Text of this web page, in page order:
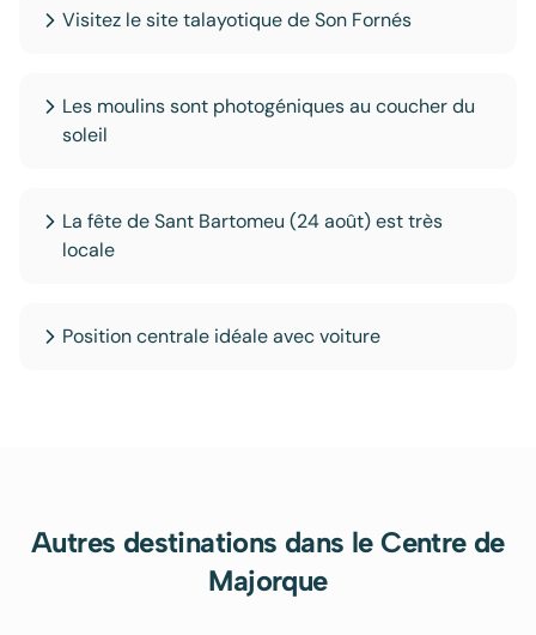
Visitez le site talayotique de Son Fornés
Les moulins sont photogéniques au coucher du
soleil
La fête de Sant Bartomeu (24 août) est très
locale
Position centrale idéale avec voiture
Autres destinations dans le Centre de
Majorque